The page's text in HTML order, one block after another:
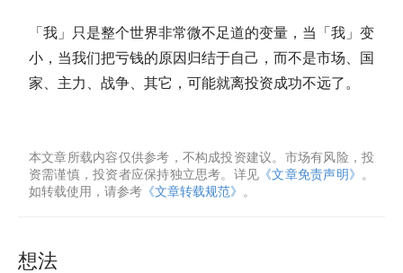
「我」只是整个世界非常微不足道的变量，当「我」变
小，当我们把亏钱的原因归结于自己，而不是市场、国
家、主力、战争、其它，可能就离投资成功不远了。
本文章所载内容仅供参考，不构成投资建议。市场有风险，投
资需谨慎，投资者应保持独立思考。详见 《文章免责声明》 。
如转载使用，请参考 《文章转载规范》 。
想法